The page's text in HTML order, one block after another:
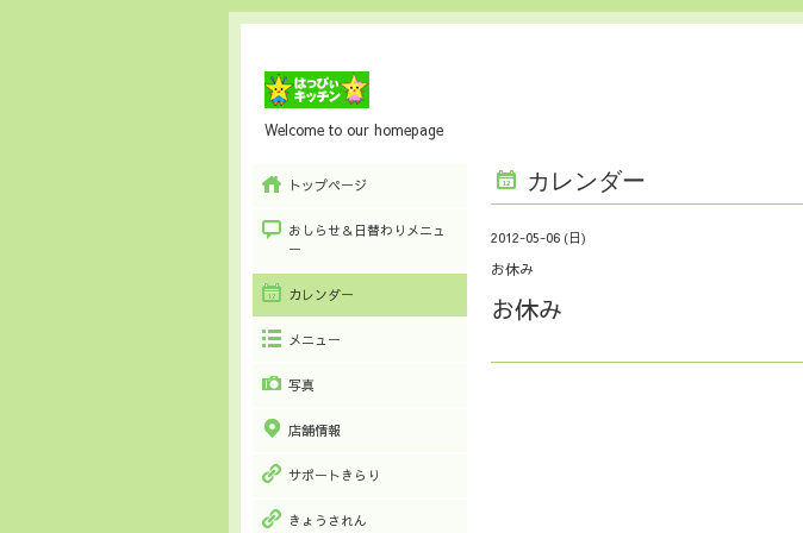
Welcome to our homepage
カレンダー
2012-05-06 (日)
お休み
お休み
トップページ
おしらせ＆日替わりメニュ
ー
カレンダー
メニュー
写真
店舗情報
サポートきらり
きょうされん